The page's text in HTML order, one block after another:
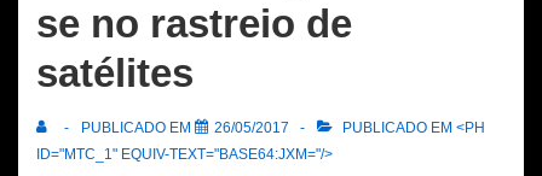
se no rastreio de
satélites
PUBLICADO EM 26/05/2017
PUBLICADO EM <PH
ID="MTC_1" EQUIV-TEXT="BASE64:JXM="/>